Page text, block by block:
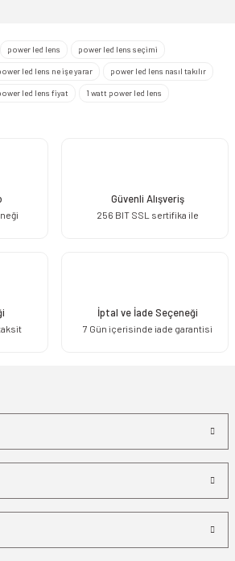
power led lens power led lens seçimi
led lens ne işe yarar power led lens nasıl takılır
led lens fiyat 1 watt power led lens
Güvenli Alışveriş
256 BIT SSL sertifika ile
İptal ve İade Seçeneği
7 Gün içerisinde iade garantisi